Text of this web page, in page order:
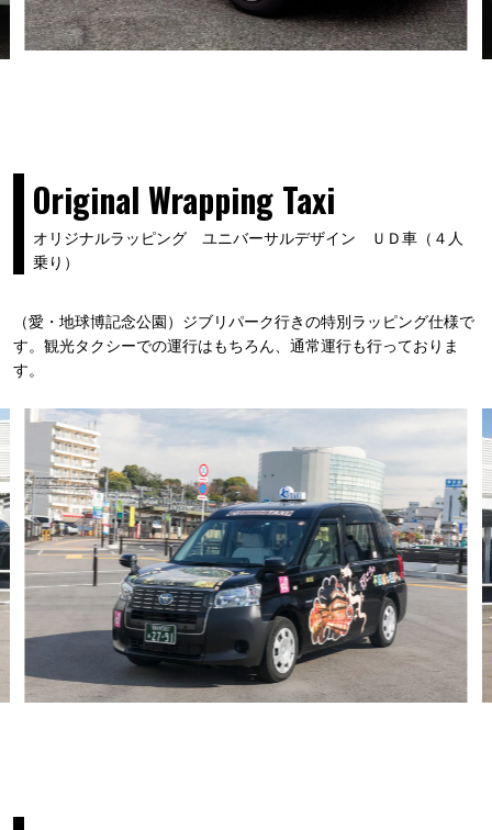
Original Wrapping Taxi
オリジナルラッピング ユニバーサルデザイン ＵＤ車（４人
乗り）
（愛・地球博記念公園）ジブリパーク行きの特別ラッピング仕様で
す。観光タクシーでの運行はもちろん、通常運行も行っておりま
す。